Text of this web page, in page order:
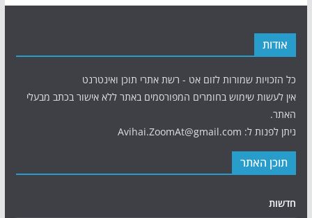
אודות
כל הזכויות שמורות לזום אט - רשת אתרי תוכן ואינטרנט
אין לעשות שימוש בחומרים המפורסמים באתר ללא אישור בכתב מבעלי
האתר.
ניתן לפנות ל: Avihai.ZoomAt@gmail.com
תוכן האתר
חדשות